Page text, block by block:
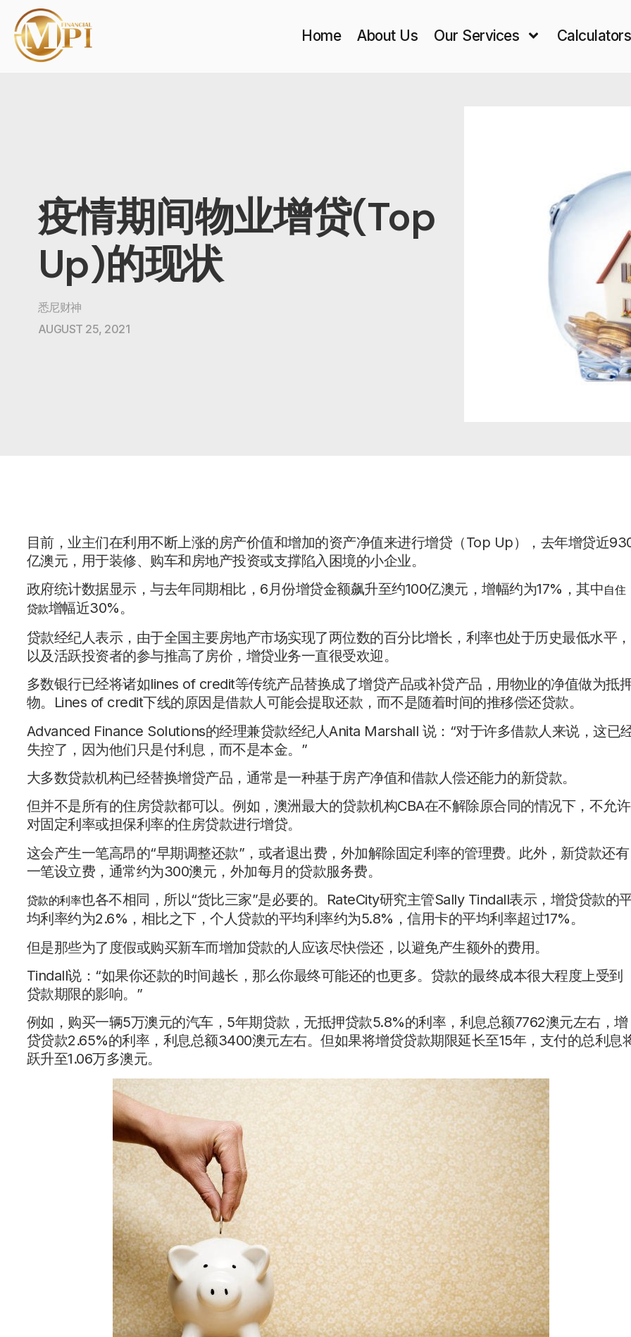
Home About Us Our Services Calculators
疫情期间物业增贷(Top
Up)的现状
悉尼财神
AUGUST 25, 2021
目前，业主们在利用不断上涨的房产价值和增加的资产净值来进行增贷（Top Up），去年增贷近
亿澳元，用于装修、购车和房地产投资或支撑陷入困境的小企业。
政府统计数据显示，与去年同期相比，6月份增贷金额飙升至约100亿澳元，增幅约为17%，其中自住
贷款增幅近30%。
贷款经纪人表示，由于全国主要房地产市场实现了两位数的百分比增长，利率也处于历史最低水平，
以及活跃投资者的参与推高了房价，增贷业务一直很受欢迎。
多数银行已经将诸如lines of credit等传统产品替换成了增贷产品或补贷产品，用物业的净值做为抵
物。Lines of credit下线的原因是借款人可能会提取还款，而不是随着时间的推移偿还贷款。
Advanced Finance Solutions的经理兼贷款经纪人Anita Marshall 说：“对于许多借款人来说，这已
失控了，因为他们只是付利息，而不是本金。”
大多数贷款机构已经替换增贷产品，通常是一种基于房产净值和借款人偿还能力的新贷款。
但并不是所有的住房贷款都可以。例如，澳洲最大的贷款机构CBA在不解除原合同的情况下，不允许
对固定利率或担保利率的住房贷款进行增贷。
这会产生一笔高昂的“早期调整还款”，或者退出费，外加解除固定利率的管理费。此外，新贷款还有
一笔设立费，通常约为300澳元，外加每月的贷款服务费。
贷款的利率也各不相同，所以“货比三家”是必要的。RateCity研究主管Sally Tindall表示，增贷贷款的
均利率约为2.6%，相比之下，个人贷款的平均利率约为5.8%，信用卡的平均利率超过17%。
但是那些为了度假或购买新车而增加贷款的人应该尽快偿还，以避免产生额外的费用。
Tindall说：“如果你还款的时间越长，那么你最终可能还的也更多。贷款的最终成本很大程度上受到
贷款期限的影响。”
例如，购买一辆5万澳元的汽车，5年期贷款，无抵押贷款5.8%的利率，利息总额7762澳元左右，增
贷贷款2.65%的利率，利息总额3400澳元左右。但如果将增贷贷款期限延长至15年，支付的总利息
跃升至1.06万多澳元。